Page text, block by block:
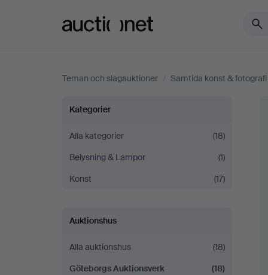
Teman och slagauktioner / Samtida konst & fotografi
Samtida
konst
&
Kategorier
Alla kategorier
(18)
Belysning & Lampor
(1)
Konst
(17)
Auktionshus
Alla auktionshus
(18)
Göteborgs Auktionsverk
(18)